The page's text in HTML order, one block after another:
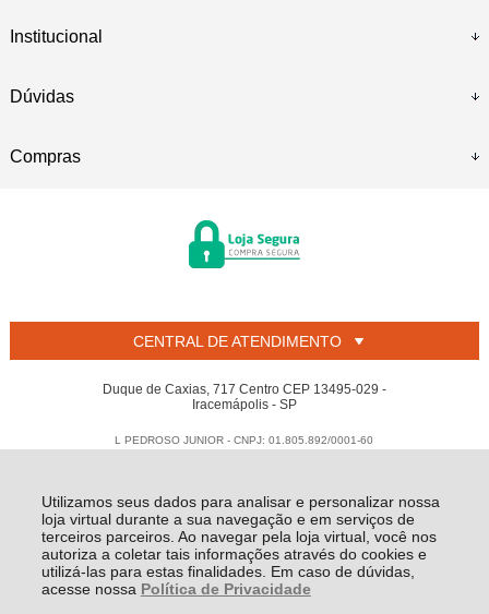
Utilizamos seus dados para analisar e personalizar nossa
loja virtual durante a sua navegação e em serviços de
terceiros parceiros. Ao navegar pela loja virtual, você nos
autoriza a coletar tais informações através do cookies e
utilizá-las para estas finalidades. Em caso de dúvidas,
acesse nossa Política de Privacidade
Institucional
Dúvidas
Compras
CENTRAL DE ATENDIMENTO
Duque de Caxias, 717 Centro CEP 13495-029 -
Iracemápolis - SP
L PEDROSO JUNIOR - CNPJ: 01.805.892/0001-60